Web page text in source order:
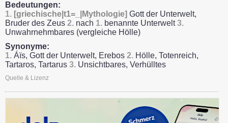
Bedeutungen:
1. [griechische|t1=_|Mythologie] Gott der Unterwelt,
Bruder des Zeus 2. nach 1. benannte Unterwelt3.
Unwahrnehmbares (vergleiche Hölle)
Synonyme:
1. Áïs, Gott der Unterwelt, Erebos 2. Hölle, Totenreich,
Tartaros, Tartarus 3. Unsichtbares, Verhülltes
Quelle & Lizenz